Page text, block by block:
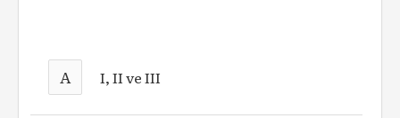
A I, II ve III